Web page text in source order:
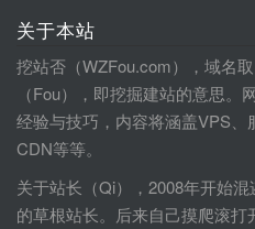
关于本站
挖站否（WZFou.com），域名
（Fou），即挖掘建站的意思。
经验与技巧，内容将涵盖VPS、
CDN等等。
关于站长（Qi），2008年开始
的草根站长。后来自己摸爬滚打